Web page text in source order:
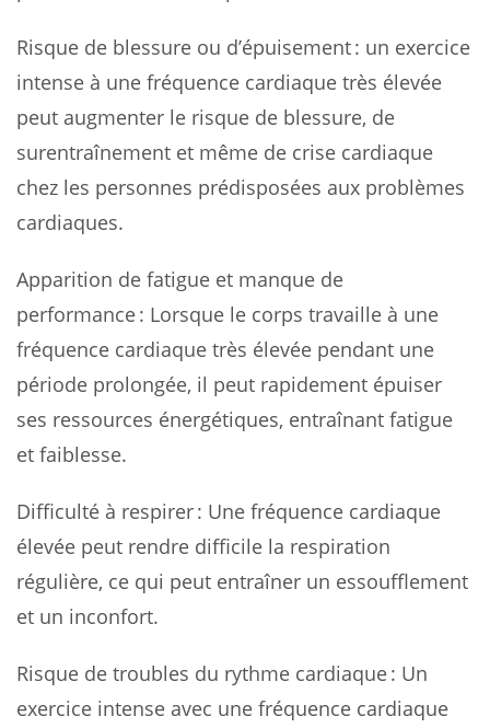
Risque de blessure ou d’épuisement : un exercice
intense à une fréquence cardiaque très élevée
peut augmenter le risque de blessure, de
surentraînement et même de crise cardiaque
chez les personnes prédisposées aux problèmes
cardiaques.
Apparition de fatigue et manque de
performance : Lorsque le corps travaille à une
fréquence cardiaque très élevée pendant une
période prolongée, il peut rapidement épuiser
ses ressources énergétiques, entraînant fatigue
et faiblesse.
Difficulté à respirer : Une fréquence cardiaque
élevée peut rendre difficile la respiration
régulière, ce qui peut entraîner un essoufflement
et un inconfort.
Risque de troubles du rythme cardiaque : Un
exercice intense avec une fréquence cardiaque